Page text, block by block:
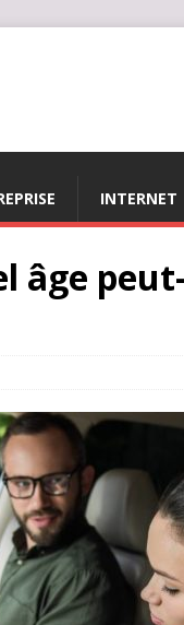
INTERNET
âge